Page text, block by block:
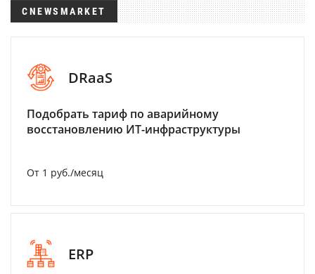
CNEWSMARKET
DRaaS
Подобрать тариф по аварийному
восстановлению ИТ-инфраструктуры
От 1 руб./месяц
ERP